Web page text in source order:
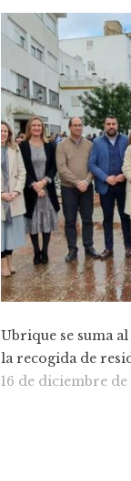
Ubrique se suma
la recogida de
16 de diciembre de